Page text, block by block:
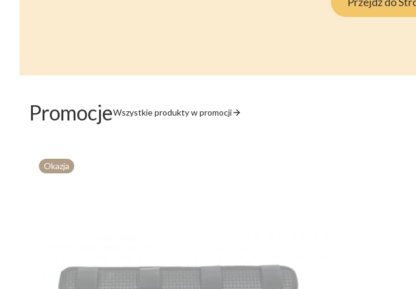
PromocjeWszystkie produkty w promocji
Okazja